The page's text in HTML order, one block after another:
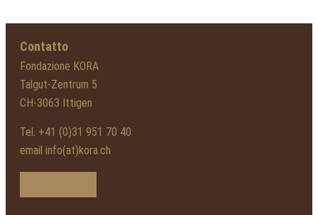
Contatto
Fondazione KORA
Talgut-Zentrum 5
CH-3063 Ittigen
Tel. +41 (0)31 951 70 40
email info(at)kora.ch